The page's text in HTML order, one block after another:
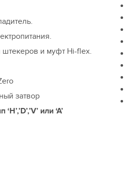
и муфт Hi-flex.
затвор
или ‘A’